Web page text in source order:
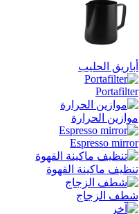
أباريق الحليب
Portafilter
موازين الحرارة
Espresso mirror
تنظيف ماكينة القهوة
شطف الزجاج